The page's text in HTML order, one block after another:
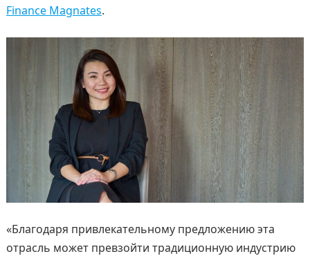
Finance Magnates.
«Благодаря привлекательному предложению эта
отрасль может превзойти традиционную индустрию